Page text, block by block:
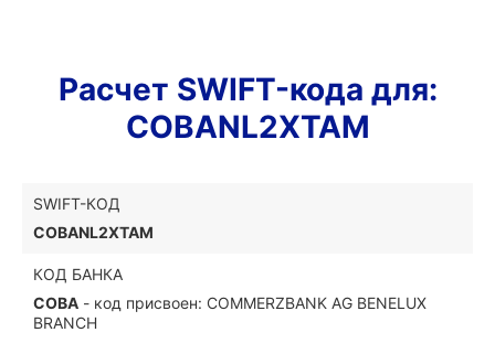
Расчет SWIFT-кода для:
COBANL2XTAM
SWIFT-КОД
COBANL2XTAM
КОД БАНКА
COBA - код присвоен: COMMERZBANK AG BENELUX
BRANCH